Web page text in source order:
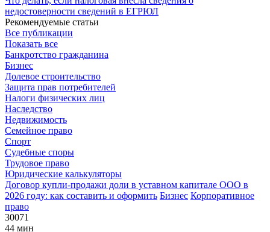
недостоверности сведений в ЕГРЮЛ
Рекомендуемые статьи
Все публикации
Показать все
Банкротство гражданина
Бизнес
Долевое строительство
Защита прав потребителей
Налоги физических лиц
Наследство
Недвижимость
Семейное право
Спорт
Судебные споры
Трудовое право
Юридические калькуляторы
Договор купли-продажи доли в уставном капитале ООО в
2026 году: как составить и оформить Бизнес Корпоративное
право
30071
44 мин